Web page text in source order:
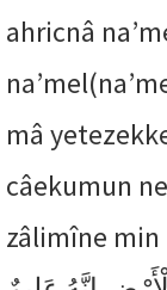
ahricnâ
mâ
câekumun
zâlimîne